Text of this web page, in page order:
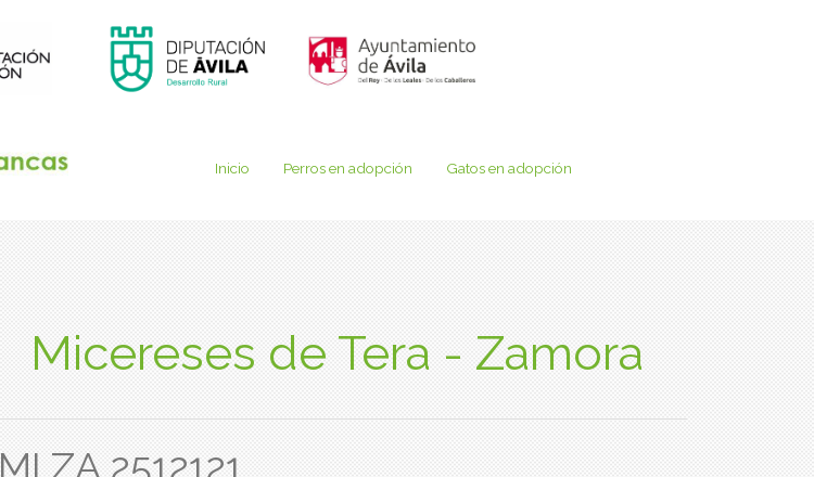
Inicio Perros en adopción Gatos en adopción
Micereses de Tera - Zamora
MI ZA 2512121